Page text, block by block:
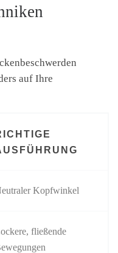
auf Ihre
Kopfwinkel
fließende